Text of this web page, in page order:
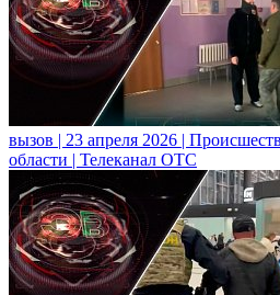
вызов | 23 апреля 2026 |
области | Телеканал ОТС